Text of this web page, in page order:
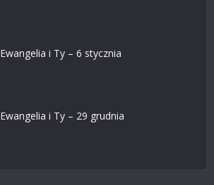
Ewangelia i Ty – 6 stycznia
Ewangelia i Ty – 29 grudnia